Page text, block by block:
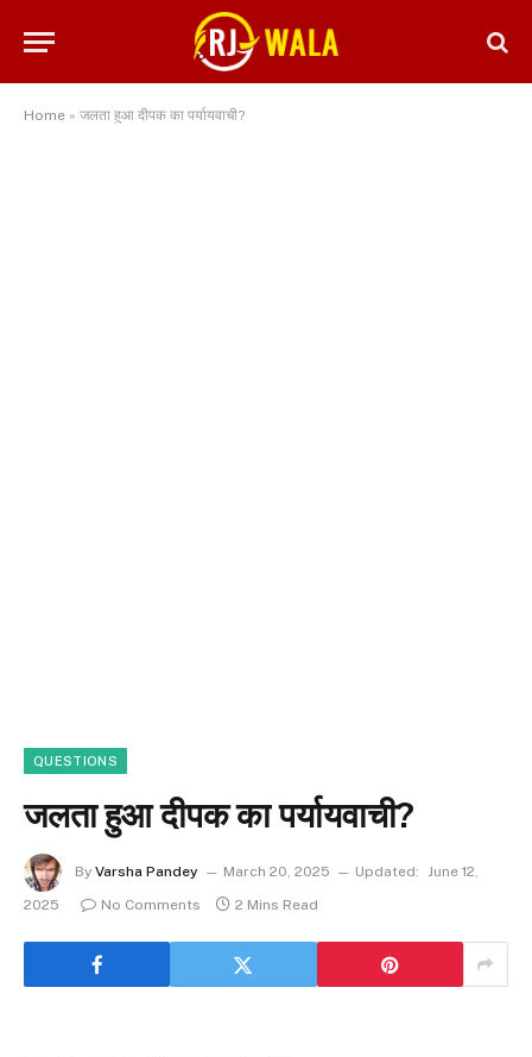
Home » जलता हुआ दीपक का पर्यायवाची?
QUESTIONS
जलता हुआ दीपक का पर्यायवाची?
By Varsha Pandey March 20, 2025 Updated: June 12,
2025
No Comments 2 Mins Read